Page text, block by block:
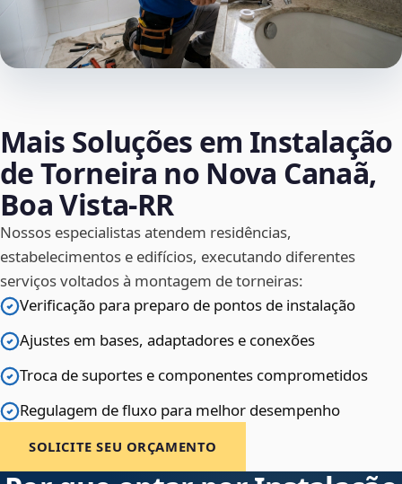
Mais Soluções em Instalação
de Torneira no Nova Canaã,
Boa Vista‑RR
Nossos especialistas atendem residências,
estabelecimentos e edifícios, executando diferentes
serviços voltados à montagem de torneiras:
Verificação para preparo de pontos de instalação
Ajustes em bases, adaptadores e conexões
Troca de suportes e componentes comprometidos
Regulagem de fluxo para melhor desempenho
SOLICITE SEU ORÇAMENTO